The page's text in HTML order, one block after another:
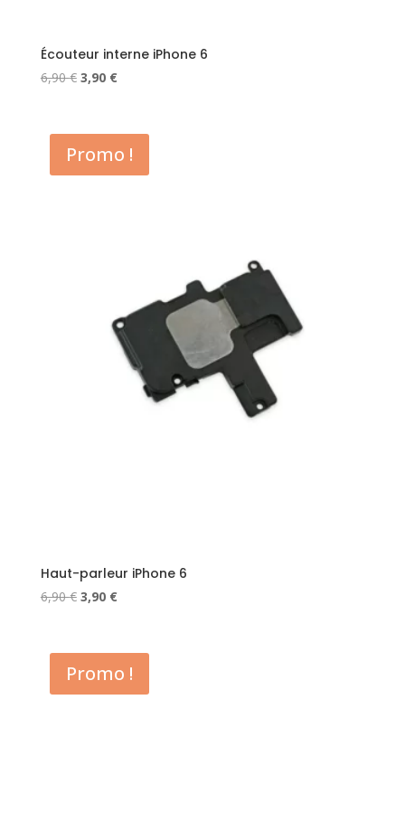
Écouteur interne iPhone 6
6,90€ Le
était :
6,90 €.
3,90 €Le
est :
3,90 €.
Promo !
Haut-parleur iPhone 6
6,90€ Le
était :
6,90 €.
3,90 €Le
est :
3,90 €.
Promo !